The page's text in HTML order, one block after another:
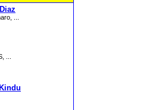
...
...